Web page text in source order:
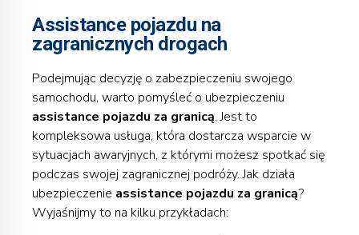
Assistance pojazdu na
zagranicznych drogach
Podejmując decyzję o zabezpieczeniu swojego
samochodu, warto pomyśleć o ubezpieczeniu
assistance pojazdu za granicą. Jest to
kompleksowa usługa, która dostarcza wsparcie w
sytuacjach awaryjnych, z którymi możesz spotkać się
podczas swojej zagranicznej podróży. Jak działa
ubezpieczenie assistance pojazdu za granicą?
Wyjaśnijmy to na kilku przykładach: